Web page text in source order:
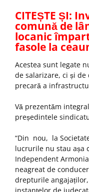
CITEȘTE ȘI:
comună de
locanic
fasole la
Acestea sunt legate
de salarizare, ci și
precară a
Vă prezentăm
președintele
“Din nou, la
lucrurile nu stau așa
Independent
neagreat de
drepturile